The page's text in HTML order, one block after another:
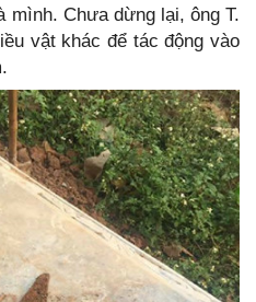
mình. Chưa dừng lại, ông T.
vật khác để tác động vào